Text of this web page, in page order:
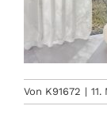
Von K91672 | 11.